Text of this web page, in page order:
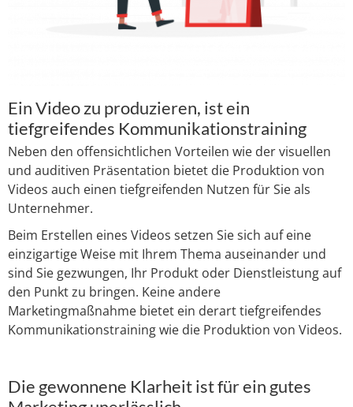
Ein Video zu produzieren, ist ein
tiefgreifendes Kommunikationstraining
Neben den offensichtlichen Vorteilen wie der visuellen
und auditiven Präsentation bietet die Produktion von
Videos auch einen tiefgreifenden Nutzen für Sie als
Unternehmer.
Beim Erstellen eines Videos setzen Sie sich auf eine
einzigartige Weise mit Ihrem Thema auseinander und
sind Sie gezwungen, Ihr Produkt oder Dienstleistung auf
den Punkt zu bringen. Keine andere
Marketingmaßnahme bietet ein derart tiefgreifendes
Kommunikationstraining wie die Produktion von Videos.
Die gewonnene Klarheit ist für ein gutes